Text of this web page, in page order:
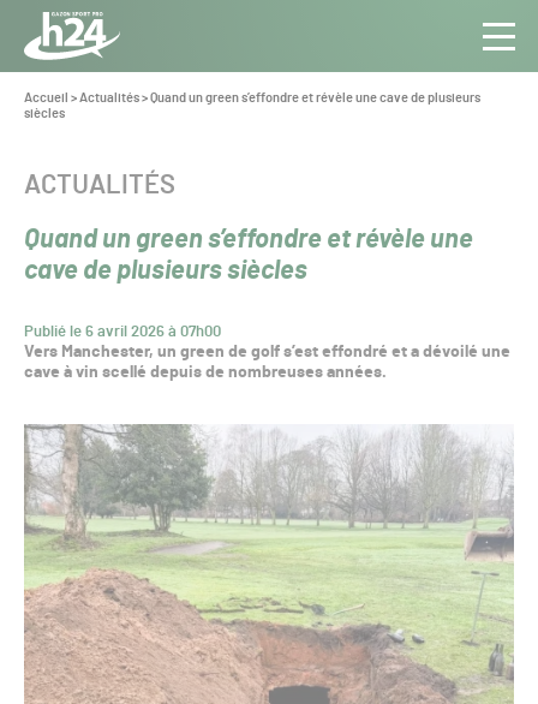
Panneau de gestion des cookies
Aller au contenu
Toute
l’info
du Gazon
Vous
êtes
Accueil >Actualités>Quand un green s’effondre et révèle une cave de plusieurs
siècles
Quand un green s’effondre et révèle une
cave de plusieurs siècles
Publié le 6 avril 2026 à 07h00
CATÉGORIE :
ACTUALITÉS
Vers Manchester, un green de golf s’est effondré et a dévoilé une
cave à vin scellé depuis de nombreuses années.